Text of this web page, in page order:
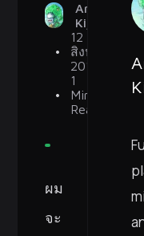
Arnon
Kijlerdphon
12
สิงหาคม
2019
1
Min
Read
ผม
จะ